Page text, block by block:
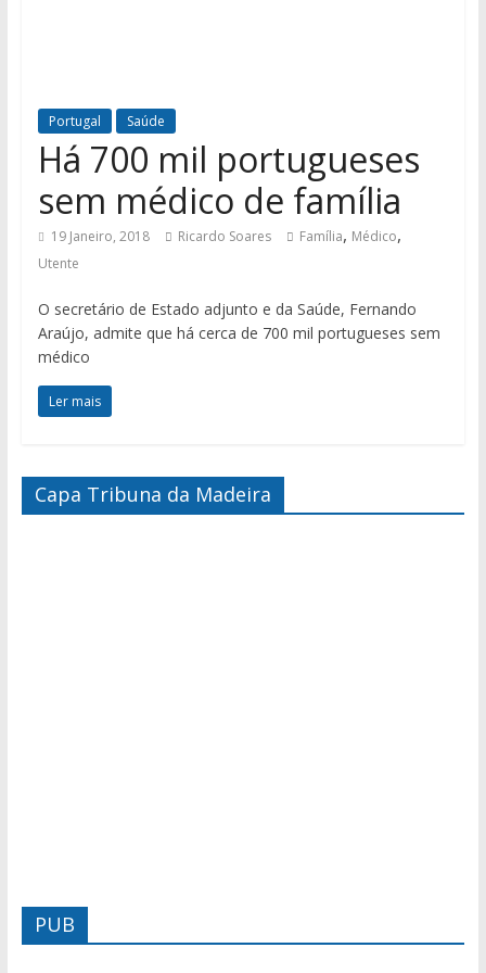
Portugal Saúde
Há 700 mil portugueses
sem médico de família
19 Janeiro, 2018 Ricardo Soares Família, Médico,
Utente
O secretário de Estado adjunto e da Saúde, Fernando
Araújo, admite que há cerca de 700 mil portugueses sem
médico
Ler mais
Capa Tribuna da Madeira
PUB